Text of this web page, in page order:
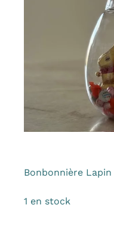
Les
Bonbonnière
1 en stock